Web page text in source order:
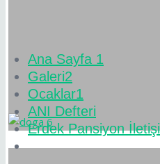
Ana Sayfa 1
Galeri2
Ocaklar1
ANI Defteri
Erdek Pansiyon